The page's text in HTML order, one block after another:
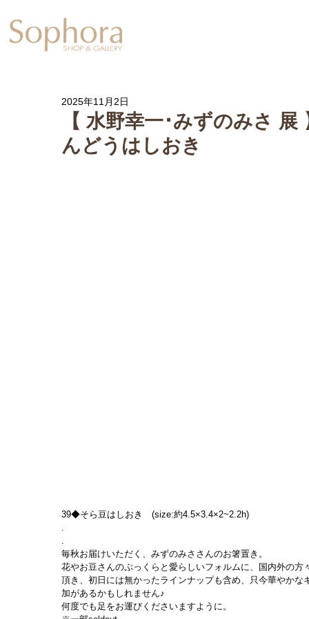
【 水野幸一･みずのみさ
んどうはしおき
2025年11月2日
39◆そら豆はしおき　(size:約4.5×3.4×2~2.2h)
.
.
毎秋お届けいただく、みずのみささんのお箸置き。
花やお豆さんのぷっくらと愛らしいフォルムに、国内外の
頂き、初日には無かったラインナップも含め、只今華やか
加があるかもしれません♪
何度でも足をお運びくださいますように。